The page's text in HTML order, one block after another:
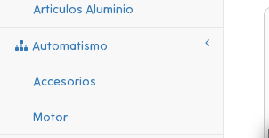
Articulos Aluminio
Automatismo
Accesorios
Motor